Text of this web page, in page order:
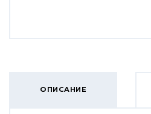
ОПИСАНИЕ